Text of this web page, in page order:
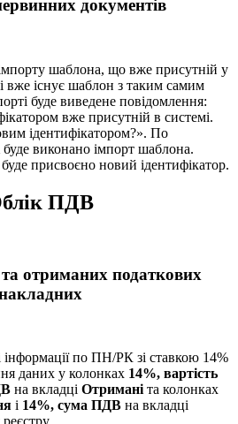
документів
шаблона, що вже присутній у
вже існує шаблон з таким самим
буде виведене повідомлення:
вже присутній в системі.
ідентифікатором?». По
буде виконано імпорт шаблона.
присвоєно новий ідентифікатор.
ПДВ
отриманих податкових
по ПН/РК зі ставкою 14%
даних у колонках 14%, вартість
на вкладці Отримані та колонках
і 14%, сума ПДВ на вкладці